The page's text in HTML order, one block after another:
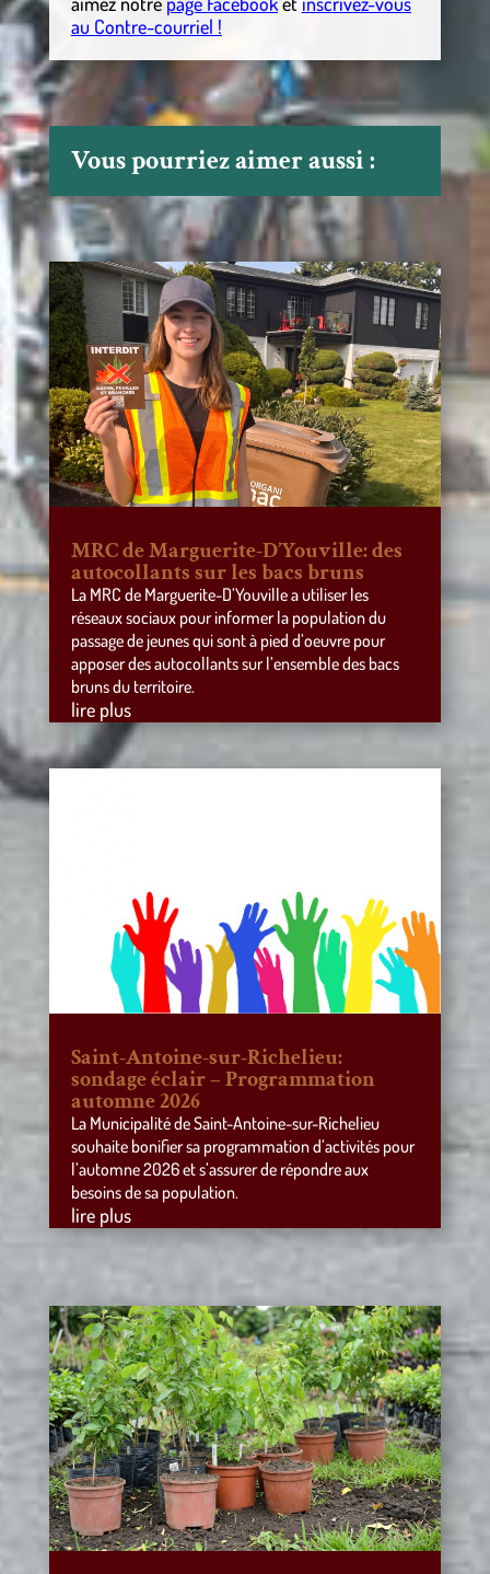
au Contre-courriel !
Vous pourriez aimer aussi :
MRC de Marguerite-D’Youville: des
autocollants sur les bacs bruns
La MRC de Marguerite-D’Youville a utiliser les
réseaux sociaux pour informer la population du
passage de jeunes qui sont à pied d’oeuvre pour
apposer des autocollants sur l’ensemble des bacs
bruns du territoire.
lire plus
Saint-Antoine-sur-Richelieu:
sondage éclair – Programmation
automne 2026
La Municipalité de Saint-Antoine-sur-Richelieu
souhaite bonifier sa programmation d’activités pour
l’automne 2026 et s’assurer de répondre aux
besoins de sa population.
lire plus